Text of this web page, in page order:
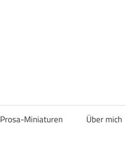
Prosa-Miniaturen Über mich